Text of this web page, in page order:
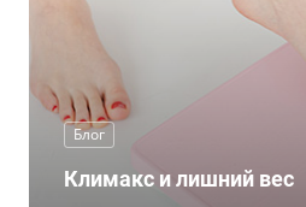
Блог
Климакс и лишний вес